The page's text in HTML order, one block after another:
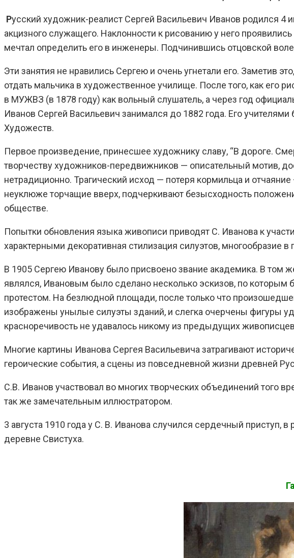
Русский художник-реалист Сергей Васильевич Иванов родился
акцизного служащего. Наклонности к рисованию у него
мечтал определить его в инженеры. Подчинившись отцовской
Эти занятия не нравились Сергею и очень угнетали его. Заметив
отдать мальчика в художественное училище. После того, как его
в МУЖВЗ (в 1878 году) как вольный слушатель, а через год
Иванов Сергей Васильевич занимался до 1882 года. Его
Художеств.
Первое произведение, принесшее художнику славу, “В дороге.
творчеству художников-передвижников — описательный мотив,
нетрадиционно. Трагический исход — потеря кормильца и
неуклюже торчащие вверх, подчеркивают безысходность
обществе.
Попытки обновления языка живописи приводят С. Иванова к
характерными декоративная стилизация силуэтов, многообразие
В 1905 Сергею Иванову было присвоено звание академика. В том
являлся, Ивановым было сделано несколько эскизов, по которым
протестом. На безлюдной площади, после только что
изображены унылые силуэты зданий, и слегка очерчены фигуры
красноречивость не удавалось никому из предыдущих
Многие картины Иванова Сергея Васильевича затрагивают
героические события, а сцены из повседневной жизни древней
С.В. Иванов участвовал во многих творческих объединений того
так же замечательным иллюстратором.
3 августа 1910 года у С. В. Иванова случился сердечный приступ,
деревне Свистуха.